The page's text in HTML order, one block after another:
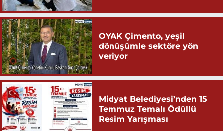
OYAK Çimento, yeşil
dönüşümle sektöre yön
veriyor
Midyat Belediyesi’nden 15
Temmuz Temalı Ödüllü
Resim Yarışması